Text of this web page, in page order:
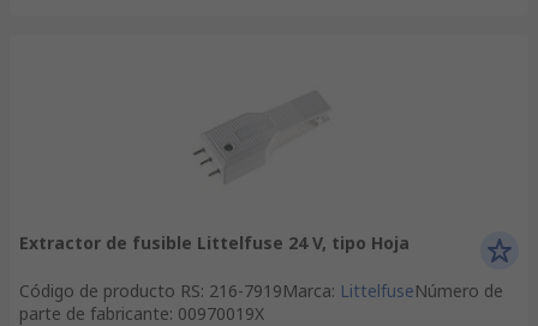
Extractor de fusible Littelfuse 24 V, tipo Hoja
Código de producto RS: 216-7919Marca: LittelfuseNúmero de
parte de fabricante: 00970019X